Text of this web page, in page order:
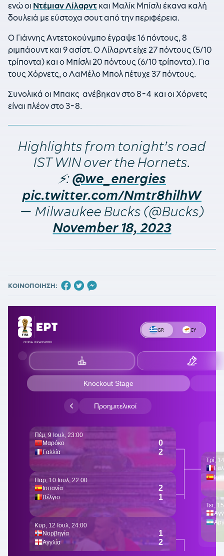
ενώ οι Ντέμιαν Λίλαρντ και Μαλίκ Μπίσλι έκανα καλή
δουλειά με εύστοχα σουτ από την περιφέρεια.
Ο Γιάννης Αντετοκούνμπο έγραψε 16 πόντους, 8
ριμπάουντ και 9 ασίστ. Ο Λίλαρντ είχε 27 πόντους (5/10
τρίποντα) και ο Μπίσλι 20 πόντους (6/10 τρίποντα). Για
τους Χόρνετς, ο ΛαΜέλο Μπολ πέτυχε 37 πόντους.
Συνολικά οι Μπακς ανέβηκαν στο 8-4 και οι Χόρνετς
είναι πλέον στο 3-8.
Highlights from tonight’s road
IST WIN over the Hornets.
⚡️:@we_energies
pic.twitter.com/Nmtr8hilhW
— Milwaukee Bucks (@Bucks)
November 18, 2023
ΚΟΙΝΟΠΟΙΗΣΗ: